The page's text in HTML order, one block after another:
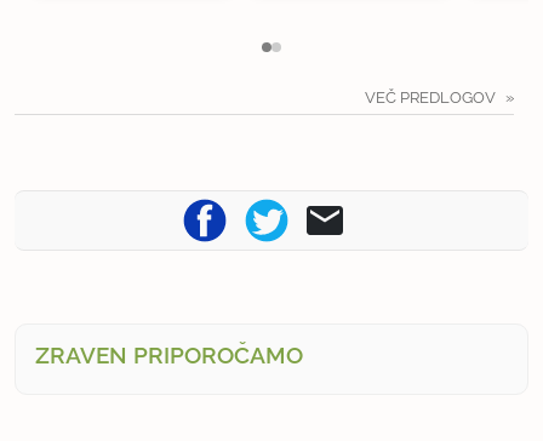
VEČ PREDLOGOV
ZRAVEN PRIPOROČAMO